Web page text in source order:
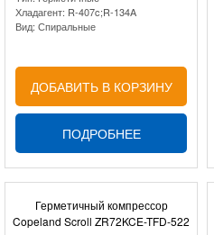
Хладагент: R-407c;R-134A
Вид: Спиральные
ДОБАВИТЬ В КОРЗИНУ
ПОДРОБНЕЕ
Герметичный компрессор
Copeland Scroll ZR72KCE-TFD-522